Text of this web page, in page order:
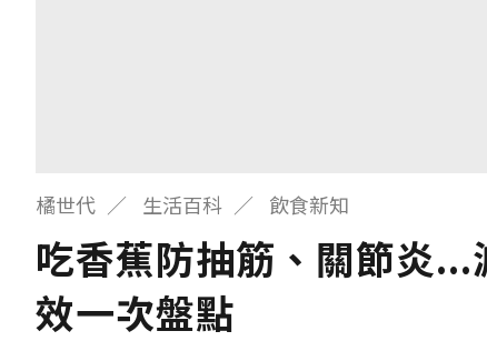
橘世代 生活百科 飲食新知
吃香蕉防抽筋、關節炎
效一次盤點